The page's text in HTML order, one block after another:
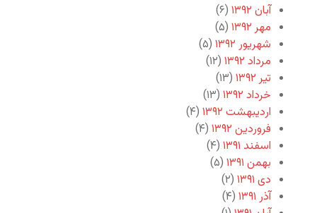
آبان ۱۳۹۲
(۶)
مهر ۱۳۹۲
(۵)
شهریور ۱۳۹۲
(۵)
مرداد ۱۳۹۲
(۱۲)
تیر ۱۳۹۲
(۱۳)
خرداد ۱۳۹۲
(۱۳)
اردیبهشت ۱۳۹۲
(۴)
فروردین ۱۳۹۲
(۴)
اسفند ۱۳۹۱
(۴)
بهمن ۱۳۹۱
(۵)
دی ۱۳۹۱
(۲)
آذر ۱۳۹۱
(۴)